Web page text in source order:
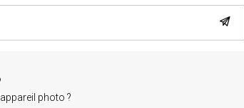
photo ?